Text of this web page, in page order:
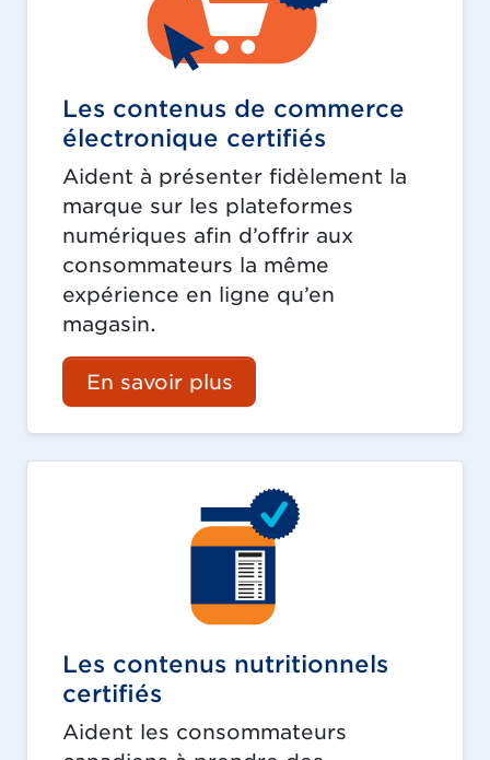
Les contenus de commerce
électronique certifiés
Aident à présenter fidèlement la
marque sur les plateformes
numériques afin d’offrir aux
consommateurs la même
expérience en ligne qu’en
magasin.
En savoir plus
Les contenus nutritionnels
certifiés
Aident les consommateurs